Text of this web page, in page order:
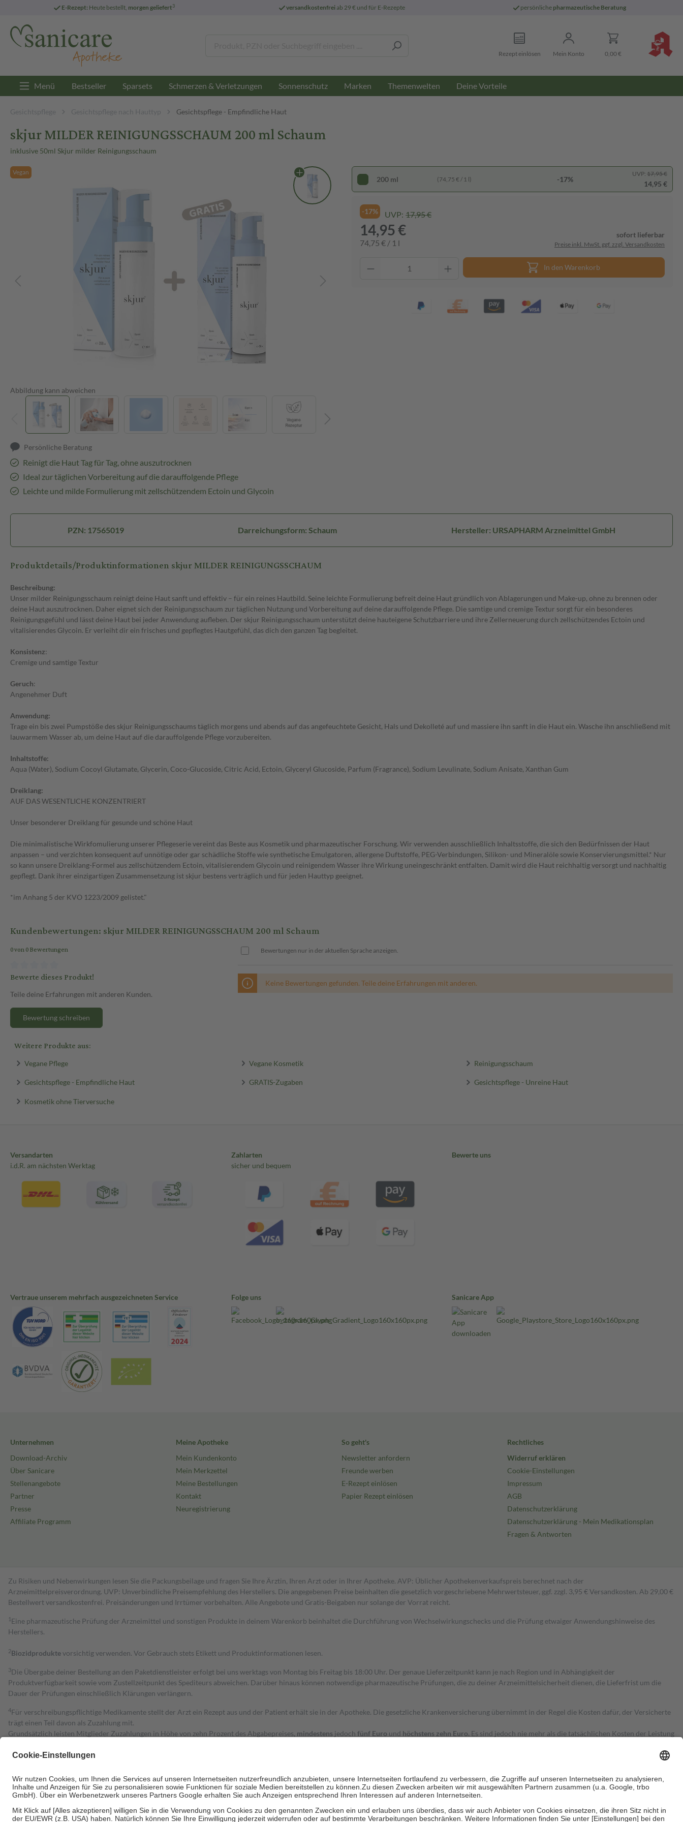
E-Rezept: Heute bestellt, morgen geliefert3 versandkostenfreiab 29 € und für E-Rezepte persönliche pharmazeutische Beratung
Rezept einlösen Mein Konto 0,00 €
Menü Bestseller Sparsets Schmerzen & Verletzungen Sonnenschutz Marken Themenwelten Deine Vorteile
Gesichtspflege Gesichtspflege nach Hauttyp Gesichtspflege - Empfindliche Haut
skjur MILDER REINIGUNGSSCHAUM 200 ml Schaum
inklusive 50ml Skjur milder Reinigungsschaum
Vegan
Abbildung kann abweichen
Persönliche Beratung
Reinigt die Haut Tag für Tag, ohne auszutrocknen
Ideal zur täglichen Vorbereitung auf die darauffolgende Pflege
Leichte und milde Formulierung mit zellschützendem Ectoin und Glycoin
200 ml (74,75 € / 1 l) -17%
UVP: 17,95 €
14,95 €
-17% UVP: 17,95 €
14,95 €
74,75 € / 1 l
sofort lieferbar
Preise inkl. MwSt. ggf. zzgl. Versandkosten
In den Warenkorb
PZN: 17565019 Darreichungsform: Schaum Hersteller: URSAPHARM Arzneimittel GmbH
Produktdetails/Produktinformationen skjur MILDER REINIGUNGSSCHAUM
Beschreibung:
Unser milder Reinigungsschaum reinigt deine Haut sanft und effektiv – für ein reines Hautbild. Seine leichte Formulierung befreit deine Haut gründlich von Ablagerungen und Make-up, ohne zu brennen oder
deine Haut auszutrocknen. Daher eignet sich der Reinigungsschaum zur täglichen Nutzung und Vorbereitung auf deine darauffolgende Pflege. Die samtige und cremige Textur sorgt für ein besonderes
Reinigungsgefühl und lässt deine Haut bei jeder Anwendung aufleben. Der skjur Reinigungsschaum unterstützt deine hauteigene Schutzbarriere und ihre Zellerneuerung durch zellschützendes Ectoin und
vitalisierendes Glycoin. Er verleiht dir ein frisches und gepflegtes Hautgefühl, das dich den ganzen Tag begleitet.
Konsistenz:
Cremige und samtige Textur
Geruch:
Angenehmer Duft
Anwendung:
Trage ein bis zwei Pumpstöße des skjur Reinigungsschaums täglich morgens und abends auf das angefeuchtete Gesicht, Hals und Dekolleté auf und massiere ihn sanft in die Haut ein. Wasche ihn anschließend mit
lauwarmem Wasser ab, um deine Haut auf die darauffolgende Pflege vorzubereiten.
Inhaltstoffe:
Aqua (Water), Sodium Cocoyl Glutamate, Glycerin, Coco-Glucoside, Citric Acid, Ectoin, Glyceryl Glucoside, Parfum (Fragrance), Sodium Levulinate, Sodium Anisate, Xanthan Gum
Dreiklang:
AUF DAS WESENTLICHE KONZENTRIERT
Unser besonderer Dreiklang für gesunde und schöne Haut
Die minimalistische Wirkfomulierung unserer Pflegeserie vereint das Beste aus Kosmetik und pharmazeutischer Forschung. Wir verwenden ausschließlich Inhaltsstoffe, die sich den Bedürfnissen der Haut
anpassen – und verzichten konsequent auf unnötige oder gar schädliche Stoffe wie synthetische Emulgatoren, allergene Duftstoffe, PEG-Verbindungen, Silikon- und Mineralöle sowie Konservierungsmittel.* Nur
so kann unsere Dreiklang-Formel aus zellschützendem Ectoin, vitalisierendem Glycoin und reinigendem Wasser ihre Wirkung uneingeschränkt entfalten. Damit wird die Haut reichhaltig versorgt und nachhaltig
gepflegt. Dank ihrer einzigartigen Zusammensetzung ist skjur bestens verträglich und für jeden Hauttyp geeignet.
*im Anhang 5 der KVO 1223/2009 gelistet."
Kundenbewertungen: skjur MILDER REINIGUNGSSCHAUM 200 ml Schaum
0 von 0 Bewertungen
Bewerte dieses Produkt!
Teile deine Erfahrungen mit anderen Kunden.
Bewertung schreiben
Bewertungen nur in der aktuellen Sprache anzeigen.
Keine Bewertungen gefunden. Teile deine Erfahrungen mit anderen.
Weitere Produkte aus:
Vegane Pflege Vegane Kosmetik Reinigungsschaum
Gesichtspflege - Empfindliche Haut GRATIS-Zugaben Gesichtspflege - Unreine Haut
Kosmetik ohne Tierversuche
Versandarten
i.d.R. am nächsten Werktag
Zahlarten
sicher und bequem
Bewerte uns
Vertraue unserem mehrfach ausgezeichneten Service Folge uns Sanicare App
Unternehmen
Download-Archiv
Über Sanicare
Stellenangebote
Partner
Presse
Affiliate Programm
Meine Apotheke
Mein Kundenkonto
Mein Merkzettel
Meine Bestellungen
Kontakt
Neuregistrierung
So geht's
Newsletter anfordern
Freunde werben
E-Rezept einlösen
Papier Rezept einlösen
Rechtliches
Widerruf erklären
Cookie-Einstellungen
Impressum
AGB
Datenschutzerklärung
Datenschutzerklärung - Mein Medikationsplan
Fragen & Antworten
Zu Risiken und Nebenwirkungen lesen Sie die Packungsbeilage und fragen Sie Ihre Ärztin, Ihren Arzt oder in Ihrer Apotheke. AVP: Üblicher Apothekenverkaufspreis berechnet nach der
Arzneimittelpreisverordnung. UVP: Unverbindliche Preisempfehlung des Herstellers. Die angegebenen Preise beinhalten die gesetzlich vorgeschriebene Mehrwertsteuer, ggf. zzgl. 3,95 € Versandkosten. Ab 29,00 €
Bestell­wert versand­kosten­frei. Preisänderungen und Irrtümer vorbehalten. Alle Angebote und Gratis-Beigaben nur solange der Vorrat reicht.
1 Eine pharmazeutische Prüfung der Arzneimittel und sonstigen Produkte in deinem Warenkorb beinhaltet die Durchführung von Wechselwirkungschecks und die Prüfung etwaiger Anwendungshinweise des
Herstellers.
2Biozidproduktevorsichtig verwenden. Vor Gebrauch stets Etikett und Produktinformationen lesen.
3Die Übergabe deiner Bestellung an den Paketdienstleister erfolgt bei uns werktags von Montag bis Freitag bis 18:00 Uhr. Der genaue Lieferzeitpunkt kann je nach Region und in Abhängigkeit der
Produktverfügbarkeit sowie vom Zustellzeitpunkt des Spediteurs abweichen. Darüber hinaus können notwendige pharmazeutische Prüfungen, die zu deiner Arzneimittelsicherheit dienen, die Lieferfrist um die
Dauer der Prüfungen einschließlich Klärungen verlängern.
4Für verschreibungspflichtige Medikamente stellt der Arzt ein Rezept aus und der Patient erhält sie in der Apotheke. Die gesetzliche Krankenversicherung übernimmt in der Regel die Kosten dafür, der Versicherte
trägt einen Teil davon als Zuzahlung mit.
Grundsätzlich leisten Mitglieder Zuzahlungen in Höhe von zehn Prozent des Abgabepreises, mindestens jedoch fünf Euro und höchstens zehn Euro. Es sind jedoch nie mehr als die tatsächlichen Kosten der Leistung
Diese Regeln gelten grundsätzlich auch für Online-Apotheken.
Um das Engagement der Versicherten für ihre eigene Gesundheit zu stärken und die besondere Stellung der Familie zu unterstützen, fallenkeine Zuzahlungen an bei:
• Kindern und Jugendlichen bis zum vollendeten 18. Lebensjahr mit Ausnahme der Fahrkosten
• Untersuchungen zur Vorsorge und Früherkennung, die von der GKV getragen werden
• empfohlenen Schutzimpfungen
• Harn- und Blutteststreifen